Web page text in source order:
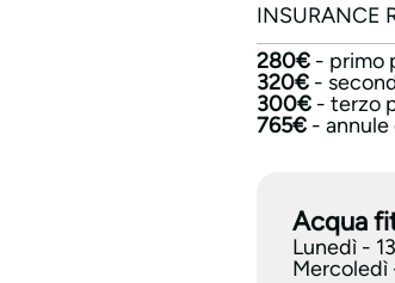
INSURANCE
280€ - primo
320€ -
300€ - terzo
765€ -
Acqua
Lunedì -
Mercoledì